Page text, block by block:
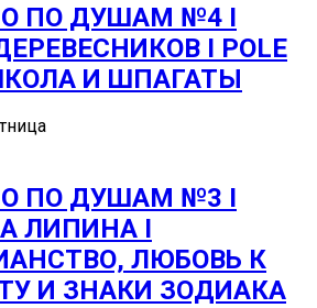
ПО ДУШАМ №4 I
I POLE
И ШПАГАТЫ
ПО ДУШАМ №3 I
ЛИПИНА I
ЛЮБОВЬ К
И ЗНАКИ ЗОДИАКА